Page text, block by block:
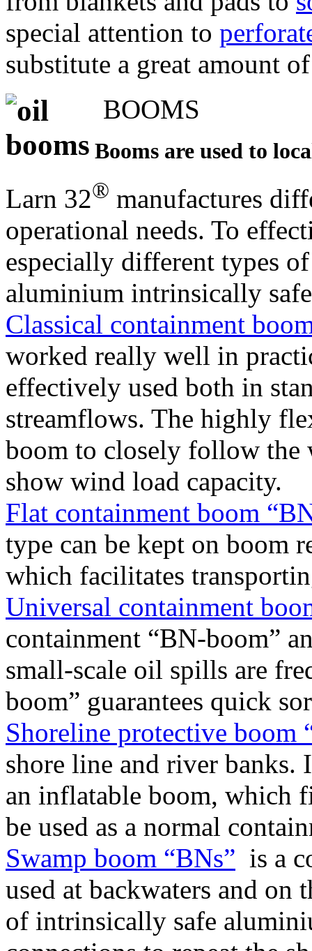
special attention to
substitute a great amount
BOOMS
Booms are used to
Larn 32® manufactures
operational needs. To
especially different types
aluminium intrinsically
Classical containment
worked really well in
effectively used both in
streamflows. The highly
boom to closely follow the
show wind load capacity.
Flat containment boom
type can be kept on boom
which facilitates
Universal containment
containment “BN-boom”
small-scale oil spills are
boom” guarantees quick
Shoreline protective boom
shore line and river banks.
an inflatable boom, which
be used as a normal
Swamp boom “BNs” is a
used at backwaters and on
of intrinsically safe